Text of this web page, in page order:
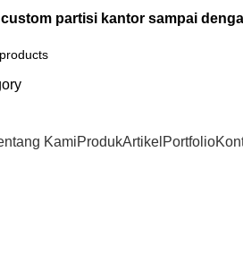
partisi kantor sampai
KamiProdukArtikel Portfolio